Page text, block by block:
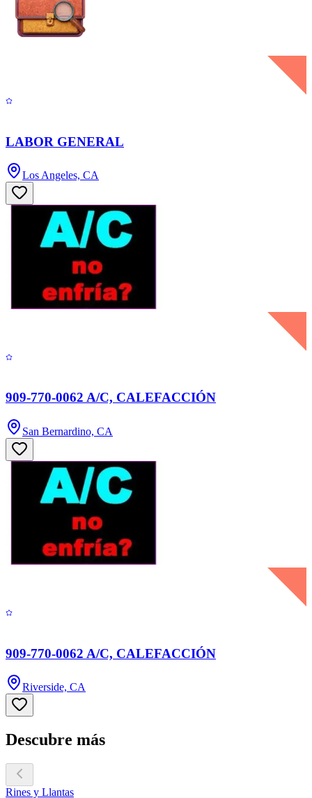
LABOR GENERAL
Los Angeles, CA
909-770-0062 A/C, CALEFACCIÓN
San Bernardino, CA
909-770-0062 A/C, CALEFACCIÓN
Riverside, CA
Descubre más
Rines y Llantas